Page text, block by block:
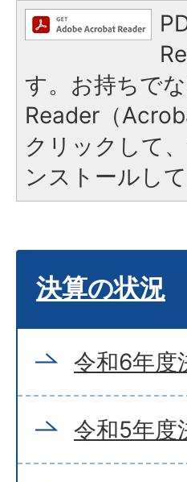
す。お持ちで
Reader（
クリックして
ンストールし
決算の状況
令和6年度
令和5年度